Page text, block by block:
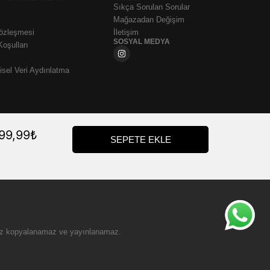
₺ SEPETE EKLE
Veri Aydınlatma
Sıkça Sorulan Sorular
Mağazadan Değişim
İletişim
SOSYAL MEDYA
kopyalanamaz ve yayınlanamaz.